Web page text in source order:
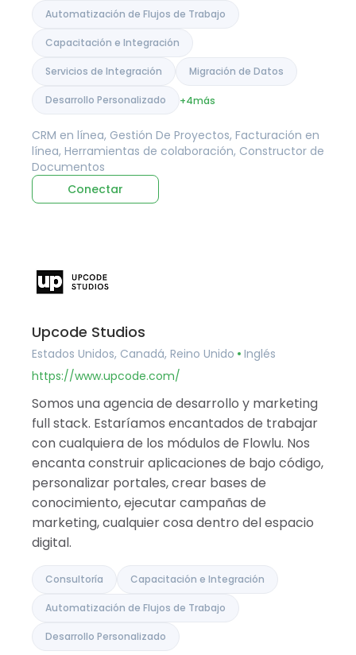
Automatización de Flujos de Trabajo
Capacitación e Integración
Servicios de Integración Migración de Datos
Desarrollo Personalizado +4más
CRM en línea, Gestión De Proyectos, Facturación en
línea, Herramientas de colaboración, Constructor de
Documentos
Conectar
Upcode Studios
Estados Unidos, Canadá, Reino Unido
Inglés
https://www.upcode.com/
Somos una agencia de desarrollo y marketing
full stack. Estaríamos encantados de trabajar
con cualquiera de los módulos de Flowlu. Nos
encanta construir aplicaciones de bajo código,
personalizar portales, crear bases de
conocimiento, ejecutar campañas de
marketing, cualquier cosa dentro del espacio
digital.
Consultoría Capacitación e Integración
Automatización de Flujos de Trabajo
Desarrollo Personalizado